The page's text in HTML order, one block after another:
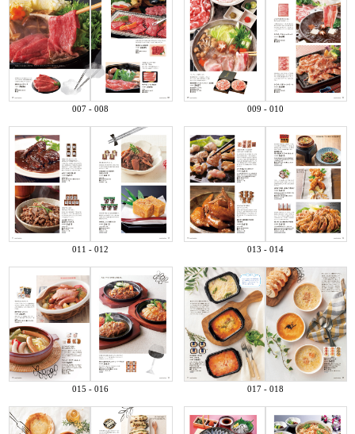
007 - 008 009 - 010
011 - 012 013 - 014
015 - 016 017 - 018